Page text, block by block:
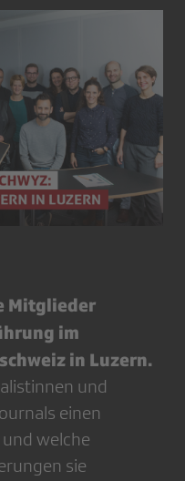
Mitglieder
im
in Luzern.
und
einen
welche
sie